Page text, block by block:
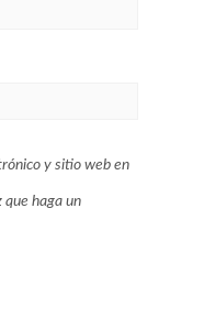
y sitio web en
haga un